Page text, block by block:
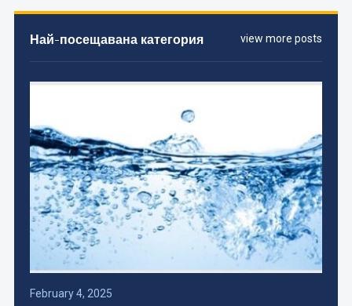
view more posts
Най-посещавана категория
February 4, 2025